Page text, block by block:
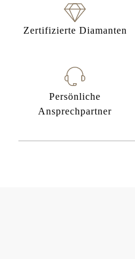
Zertifizierte Diamanten
Persönliche
Ansprechpartner